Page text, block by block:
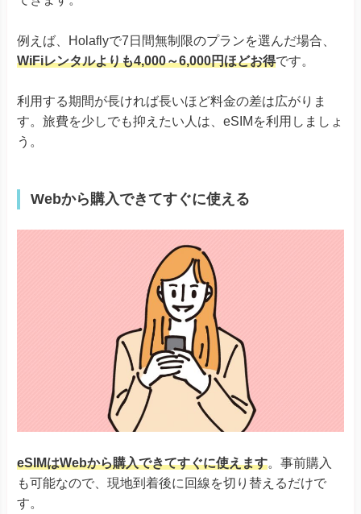
例えば、Holaflyで7日間無制限のプランを選んだ場合、
WiFiレンタルよりも4,000～6,000円ほどお得です。
利用する期間が長ければ長いほど料金の差は広がりま
す。旅費を少しでも抑えたい人は、eSIMを利用しましょ
う。
Webから購入できてすぐに使える
eSIMはWebから購入できてすぐに使えます。事前購入
も可能なので、現地到着後に回線を切り替えるだけで
す。